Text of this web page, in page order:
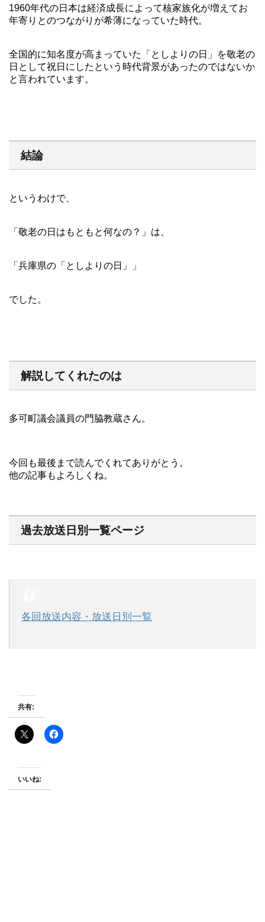
1960年代の日本は経済成長によって核家族化が増えてお
年寄りとのつながりが希薄になっていた時代。
全国的に知名度が高まっていた「としよりの日」を敬老の
日として祝日にしたという時代背景があったのではないか
と言われています。
結論
というわけで、
「敬老の日はもともと何なの？」は、
「兵庫県の「としよりの日」」
でした。
解説してくれたのは
多可町議会議員の門脇教蔵さん。
今回も最後まで読んでくれてありがとう。
他の記事もよろしくね。
過去放送日別一覧ページ
各回放送内容・放送日別一覧
共有:
いいね: